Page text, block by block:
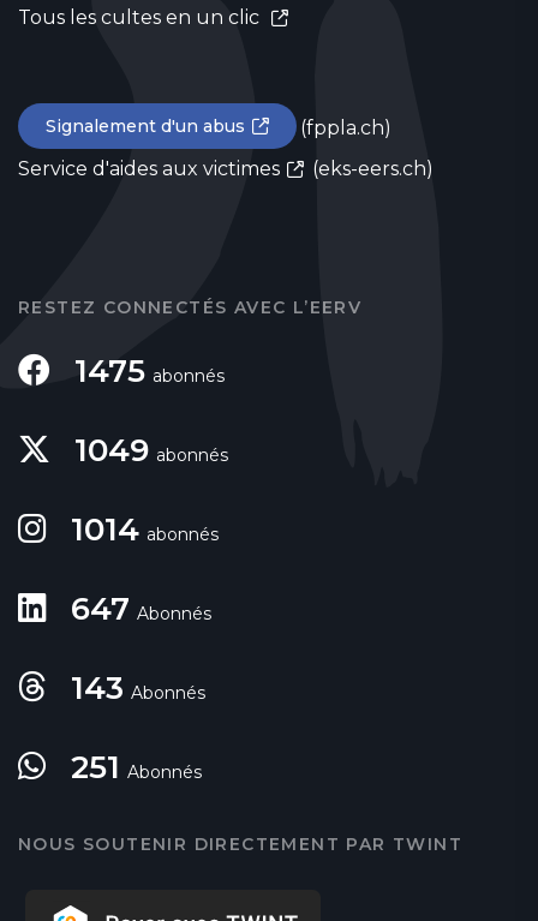
Tous les cultes en un clic
Signalement d'un abus
(fppla.ch)
Service d'aides aux victimes
(eks-eers.ch)
RESTEZ CONNECTÉS AVEC L’EERV
1475 abonnés
1049 abonnés
1014 abonnés
647 Abonnés
143 Abonnés
251 Abonnés
NOUS SOUTENIR DIRECTEMENT PAR TWINT